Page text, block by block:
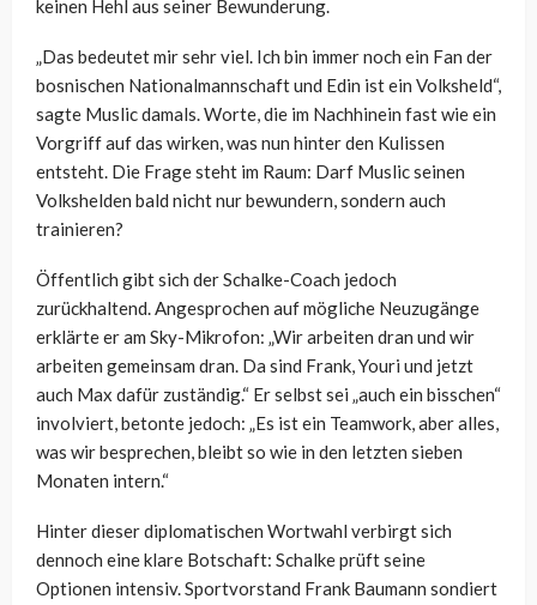
keinen Hehl aus seiner Bewunderung.
„Das bedeutet mir sehr viel. Ich bin immer noch ein Fan der
bosnischen Nationalmannschaft und Edin ist ein Volksheld“,
sagte Muslic damals. Worte, die im Nachhinein fast wie ein
Vorgriff auf das wirken, was nun hinter den Kulissen
entsteht. Die Frage steht im Raum: Darf Muslic seinen
Volkshelden bald nicht nur bewundern, sondern auch
trainieren?
Öffentlich gibt sich der Schalke-Coach jedoch
zurückhaltend. Angesprochen auf mögliche Neuzugänge
erklärte er am Sky-Mikrofon: „Wir arbeiten dran und wir
arbeiten gemeinsam dran. Da sind Frank, Youri und jetzt
auch Max dafür zuständig.“ Er selbst sei „auch ein bisschen“
involviert, betonte jedoch: „Es ist ein Teamwork, aber alles,
was wir besprechen, bleibt so wie in den letzten sieben
Monaten intern.“
Hinter dieser diplomatischen Wortwahl verbirgt sich
dennoch eine klare Botschaft: Schalke prüft seine
Optionen intensiv. Sportvorstand Frank Baumann sondiert